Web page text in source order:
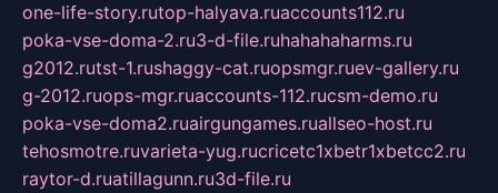
one-life-story.rutop-halyava.ruaccounts112.ru
poka-vse-doma-2.ru3-d-file.ruhahahaharms.ru
g2012.rutst-1.rushaggy-cat.ruopsmgr.ruev-gallery.ru
g-2012.ruops-mgr.ruaccounts-112.rucsm-demo.ru
poka-vse-doma2.ruairgungames.ruallseo-host.ru
tehosmotre.ruvarieta-yug.rucricetc1xbetr1xbetcc2.ru
raytor-d.ruatillagunn.ru3d-file.ru